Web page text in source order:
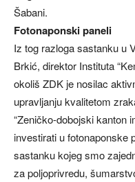
Šabani.
Fotonaponski paneli
Iz tog razloga sastanku u
Brkić, direktor Instituta
okoliš ZDK je nosilac
upravljanju kvalitetom
“Zeničko-dobojski kanton
investirati u fotonaponske
sastanku kojeg smo
za poljoprivredu,